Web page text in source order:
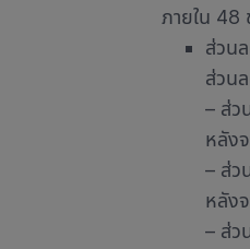
ภายใน 48
ส่วน
ส่วน
– ส่ว
หลัง
– ส่ว
หลัง
– ส่ว